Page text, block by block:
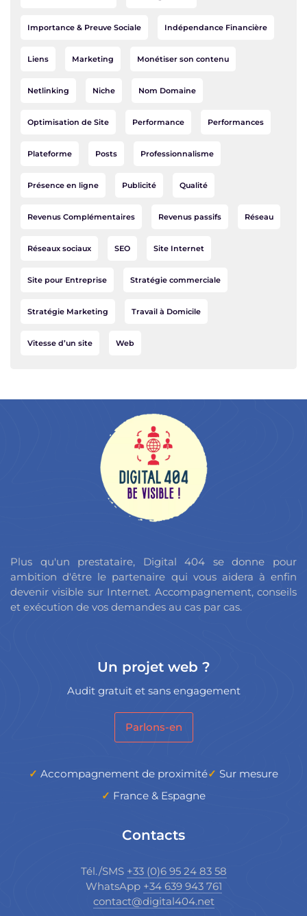
Importance & Preuve Sociale Indépendance Financière
Liens Marketing Monétiser son contenu
Netlinking Niche Nom Domaine
Optimisation de Site Performance Performances
Plateforme Posts Professionnalisme
Présence en ligne Publicité Qualité
Revenus Complémentaires Revenus passifs Réseau
Réseaux sociaux SEO Site Internet
Site pour Entreprise Stratégie commerciale
Stratégie Marketing Travail à Domicile
Vitesse d’un site Web
Plus qu'un prestataire, Digital 404 se donne pour
ambition d'être le partenaire qui vous aidera à enfin
devenir visible sur Internet. Accompagnement, conseils
et exécution de vos demandes au cas par cas.
Un projet web ?
Audit gratuit et sans engagement
Parlons-en
Accompagnement de proximité
Sur mesure
France & Espagne
Contacts
Tél./SMS +33 (0)6 95 24 83 58
WhatsApp +34 639 943 761
contact@digital404.net